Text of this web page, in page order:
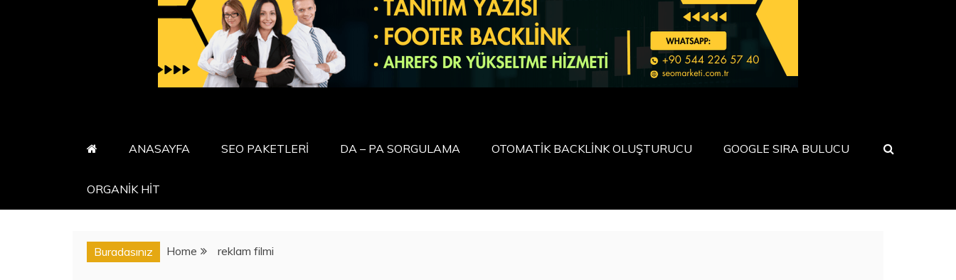
ANASAYFA SEO PAKETLERİ DA – PA SORGULAMA OTOMATİK BACKLİNK OLUŞTURUCU GOOGLE SIRA BULUCU
ORGANİK HİT
Buradasınız Home reklam filmi